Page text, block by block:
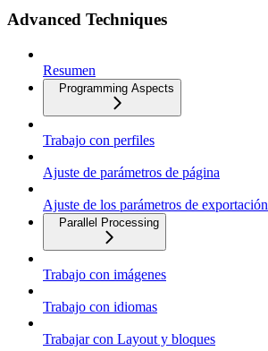
Advanced Techniques
Resumen
Programming Aspects
Trabajo con perfiles
Ajuste de parámetros de página
Ajuste de los parámetros de exportación
Parallel Processing
Trabajo con imágenes
Trabajo con idiomas
Trabajar con Layout y bloques